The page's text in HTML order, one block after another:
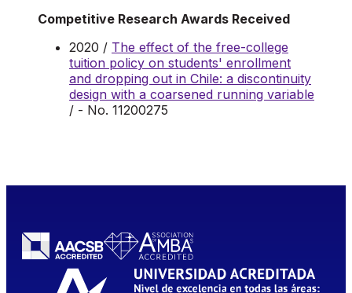
Competitive Research Awards Received
2020 / The effect of the free-college
tuition policy on students' enrollment
and dropping out in Chile: a discontinuity
design with a coarsened running variable
/ - No. 11200275